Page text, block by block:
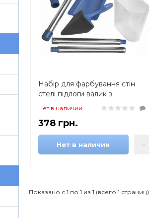
Набір для фарбування стін
стелі підлоги валик з
резервуаром Paint Roller 5 в 1
Нет в наличии
378 грн.
Нет в наличии
Показано с 1 по 1 из 1 (всего 1 страниц)